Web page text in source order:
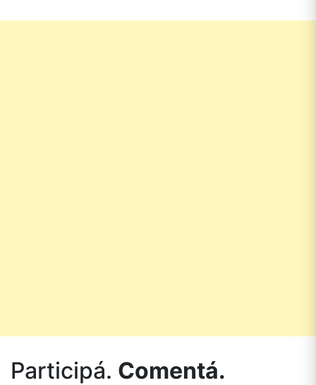
Participá. Comentá.